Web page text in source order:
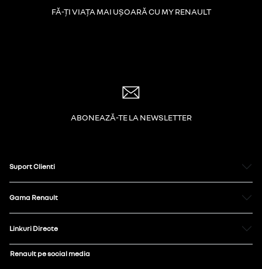
FĂ-ȚI VIAȚA MAI UȘOARĂ CU MY RENAULT
ABONEAZĂ-TE LA NEWSLETTER
Suport Clienti
Gama Renault
Linkuri Directe
Renault pe social media